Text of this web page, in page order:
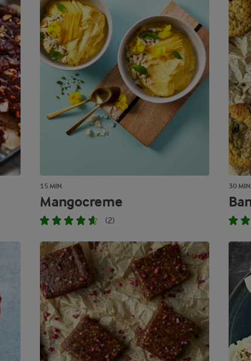
15 MIN.
Mangocreme
(2)
30 MIN.